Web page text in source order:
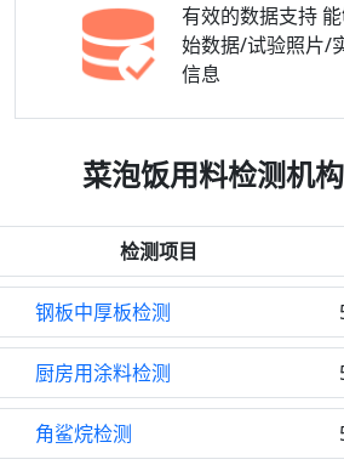
有效的数据支持
始数据/试验照片/
信息
菜泡饭用料检测机
检测项目
钢板中厚板检测
厨房用涂料检测
角鲨烷检测